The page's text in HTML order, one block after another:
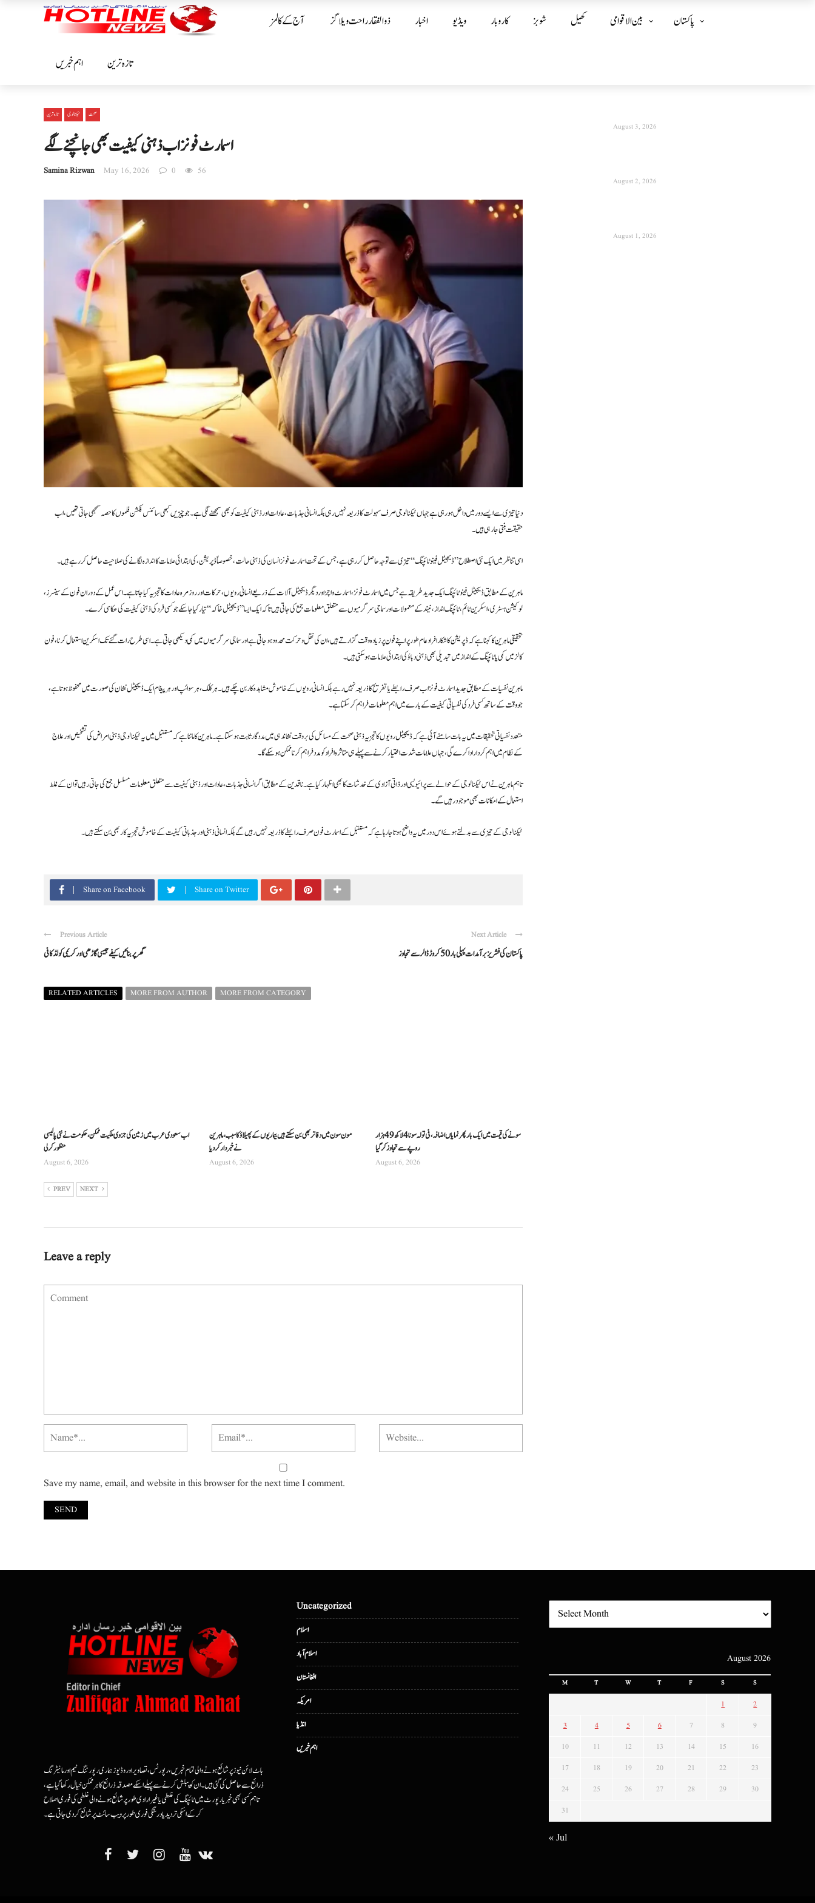
آج کے کالمز ذوالفقار راحت ویلاگز اخبار ویڈیو کاروبار شوبز کھیل بین الا قوامی پاکستان
اہم خبریں تازہ ترین
تازہ ترین ٹیکنالوجی صحت
اسمارٹ فونز اب ذہنی کیفیت بھی جانچنے لگے
Samina Rizwan May 16, 2026 0 56
دنیا تیزی سے ایسے دور میں داخل ہو رہی ہے جہاں ٹیکنالوجی صرف سہولت کا ذریعہ نہیں رہی بلکہ انسانی جذبات، عادات اور ذہنی کیفیت کو بھی سمجھنے لگی ہے۔ جو چیزیں کبھی سائنس فکشن فلموں کا حصہ سمجھی جاتی تھیں، اب
حقیقت بنتی جا رہی ہیں۔
اسی تناظر میں ایک نئی اصطلاح ”ڈیجیٹل فینوٹائپنگ“ تیزی سے توجہ حاصل کر رہی ہے، جس کے تحت اسمارٹ فونز انسان کی ذہنی حالت، خصوصاً ڈپریشن، کی ابتدائی علامات کا اندازہ لگانے کی صلاحیت حاصل کر رہے ہیں۔
ماہرین کے مطابق ڈیجیٹل فینوٹائپنگ ایک جدید طریقہ ہے جس میں اسمارٹ فونز، اسمارٹ واچز اور دیگر ڈیجیٹل آلات کے ذریعے انسانی رویوں، حرکات اور روزمرہ عادات کا تجزیہ کیا جاتا ہے۔ اس عمل کے دوران فون کے سینسرز،
لوکیشن ہسٹری، اسکرین ٹائم، ٹائپنگ انداز، نیند کے معمولات اور سماجی سرگرمیوں سے متعلق معلومات جمع کی جاتی ہیں تاکہ ایک ایسا ”ڈیجیٹل خاکہ“ تیار کیا جا سکے جو کسی فرد کی ذہنی کیفیت کی عکاسی کرے۔
تحقیقی ماہرین کا کہنا ہے کہ ڈپریشن کا شکار افراد عام طور پر اپنے فون پر زیادہ وقت گزارتے ہیں، ان کی نقل و حرکت محدود ہو جاتی ہے اور سماجی سرگرمیوں میں کمی دیکھی جاتی ہے۔ اسی طرح رات گئے تک اسکرین استعمال کرنا، فون
کالز میں کمی یا ٹائپنگ کے انداز میں تبدیلی بھی ذہنی دباؤ کی ابتدائی علامات ہو سکتی ہیں۔
ماہرین نفسیات کے مطابق جدید اسمارٹ فونز اب صرف رابطے یا تفریح کا ذریعہ نہیں رہے بلکہ انسانی رویوں کے خاموش مشاہدہ کار بن چکے ہیں۔ ہر کلک، ہر سوائپ اور ہر پیغام ایک ڈیجیٹل نشان کی صورت میں محفوظ ہوتا ہے،
جو وقت کے ساتھ کسی فرد کی نفسیاتی کیفیت کے بارے میں اہم معلومات فراہم کر سکتا ہے۔
متعدد نفسیاتی تحقیقات میں یہ بات سامنے آئی ہے کہ ڈیجیٹل رویوں کا تجزیہ ذہنی صحت کے مسائل کی بروقت نشاندہی میں مددگار ثابت ہو سکتا ہے۔ ماہرین کا ماننا ہے کہ مستقبل میں یہ ٹیکنالوجی ذہنی امراض کی تشخیص اور علاج
کے نظام میں اہم کردار ادا کرے گی، جہاں علامات شدت اختیار کرنے سے پہلے ہی متاثرہ افراد کو مدد فراہم کرنا ممکن ہو سکے گا۔
تاہم ماہرین نے اس ٹیکنالوجی کے حوالے سے پرائیویسی اور ذاتی آزادی کے خدشات کا بھی اظہار کیا ہے۔ ناقدین کے مطابق اگر انسانی جذبات، عادات اور ذہنی کیفیت سے متعلق معلومات مسلسل جمع کی جاتی رہیں تو ان کے غلط
استعمال کے امکانات بھی موجود رہیں گے۔
ٹیکنالوجی کے تیزی سے بدلتے ہوئے اس دور میں یہ واضح ہوتا جا رہا ہے کہ مستقبل کے اسمارٹ فون صرف رابطے کا ذریعہ نہیں رہیں گے بلکہ انسانی ذہنی اور جذباتی کیفیت کے خاموش تجزیہ کار بھی بن سکتے ہیں۔
Share on Facebook Share on Twitter
Previous Article
گھر پر بنائیں کیفے جیسی گاڑھی اور کریمی کولڈ کافی
Next Article
پاکستان کی فشریز برآمدات پہلی بار 50 کروڑ ڈالر سے تجاوز
RELATED ARTICLES MORE FROM AUTHOR MORE FROM CATEGORY
اب سعودی عرب میں زمین کی جزوی ملکیت ممکن، حکومت نے نئی پالیسی
منظور کرلی
August 6, 2026
مون سون میں دفاتر بھی بن سکتے ہیں بیماریوں کے پھیلاؤ کا سبب، ماہرین
نے خبردار کر دیا
August 6, 2026
سونے کی قیمت میں ایک بار پھر نمایاں اضافہ، فی تولہ سونا 4 لاکھ 49 ہزار
روپے سے تجاوز کرگیا
August 6, 2026
PREV NEXT
Leave a reply
Save my name, email, and website in this browser for the next time I comment.
August 3, 2026
August 2, 2026
August 1, 2026
ہاٹ لائن نیوز پر شائع ہونے والی تمام خبریں، رپورٹس، تصاویر اور وڈیوز ہماری رپورٹنگ ٹیم اور مانیٹرنگ
ذرائع سے حاصل کی گئی ہیں۔ ان کو پبلش کرنے سے پہلے اسکے مصدقہ ذرائع کا ہرممکن خیال رکھا گیا ہے،
تاہم کسی بھی خبر یا رپورٹ میں ٹائپنگ کی غلطی یا غیرارادی طور پر شائع ہونے والی غلطی کی فوری اصلاح
کرکے اسکی تردید یا درستگی فوری طور پر ویب سائٹ پر شائع کردی جاتی ہے۔
Uncategorized
اسلام
اسلام آباد
افغانستان
امریکہ
انڈیا
اہم خبریں
August 2026
M T W T F S S
1 2
3 4 5 6 7 8 9
10 11 12 13 14 15 16
17 18 19 20 21 22 23
24 25 26 27 28 29 30
31
« Jul